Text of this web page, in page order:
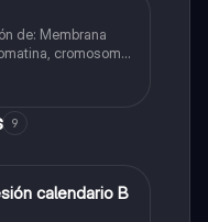
cromosoma
9
calendario B